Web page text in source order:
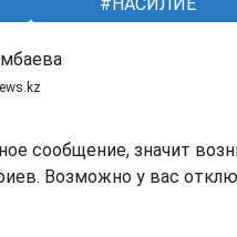
сообщение, значит
Возможно у вас